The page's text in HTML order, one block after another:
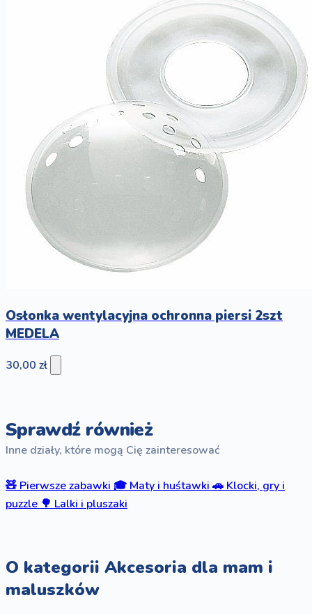
Osłonka wentylacyjna ochronna piersi 2szt
MEDELA
30,00 zł
Sprawdź również
Inne działy, które mogą Cię zainteresować
🧸 Pierwsze zabawki 🎓 Maty i huśtawki 🚗 Klocki, gry i
puzzle 🌳 Lalki i pluszaki
O kategorii Akcesoria dla mam i
maluszków